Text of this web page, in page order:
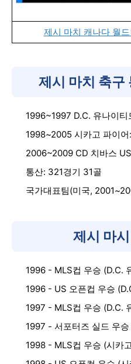
제시 마치 캐나다 월
제시 마치 축구
1996~1997 D.C. 유나이티
1998~2005 시카고 파이
2006~2009 CD 치바스
통산: 321경기 31골
국가대표팀(미국,
제시 마
1996 - MLS컵 우승 (D.C.
1996 - US 오픈컵 우승
1997 - MLS컵 우승 (D.C.
1997 - 서포터즈 실드 우
1998 - MLS컵 우승 (시카